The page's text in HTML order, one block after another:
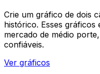
Crie um gráfico de dois
histórico. Esses gráficos
mercado de médio
confiáveis.
Ver gráficos